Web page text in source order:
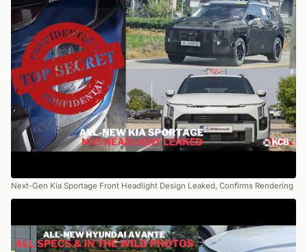
Next-Gen Kia Sportage Front Headlight Design Leaked, Confirms Rendering